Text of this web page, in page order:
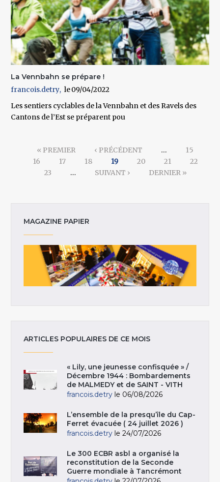
La Vennbahn se prépare !
francois.detry
09/04/2022
Les sentiers cyclables de la Vennbahn et des Ravels des
Cantons de l’Est se préparent pou
« PREMIER ‹ PRÉCÉDENT …
15
16
17 18 19 20 21
22
23
… SUIVANT › DERNIER »
MAGAZINE PAPIER
ARTICLES POPULAIRES DE CE MOIS
« Lily, une jeunesse confisquée » /
Décembre 1944 : Bombardements
de MALMEDY et de SAINT - VITH
francois.detry le 06/08/2026
L’ensemble de la presqu’île du Cap-
Ferret évacuée ( 24 juillet 2026 )
francois.detry le 24/07/2026
Le 300 ECBR asbl a organisé la
reconstitution de la Seconde
Guerre mondiale à Tancrémont